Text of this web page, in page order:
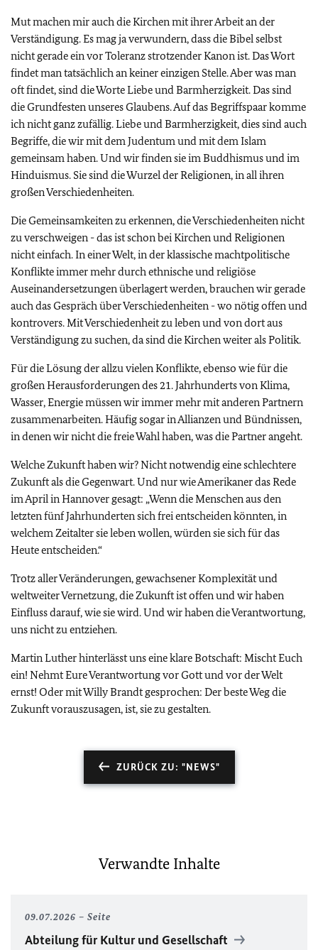
Mut machen mir auch die Kirchen mit ihrer Arbeit an der
Verständigung. Es mag ja verwundern, dass die Bibel selbst
nicht gerade ein vor Toleranz strotzender Kanon ist. Das Wort
findet man tatsächlich an keiner einzigen Stelle. Aber was man
oft findet, sind die Worte Liebe und Barmherzigkeit. Das sind
die Grundfesten unseres Glaubens. Auf das Begriffspaar komme
ich nicht ganz zufällig. Liebe und Barmherzigkeit, dies sind auch
Begriffe, die wir mit dem Judentum und mit dem Islam
gemeinsam haben. Und wir finden sie im Buddhismus und im
Hinduismus. Sie sind die Wurzel der Religionen, in all ihren
großen Verschiedenheiten.
Die Gemeinsamkeiten zu erkennen, die Verschiedenheiten nicht
zu verschweigen - das ist schon bei Kirchen und Religionen
nicht einfach. In einer Welt, in der klassische machtpolitische
Konflikte immer mehr durch ethnische und religiöse
Auseinandersetzungen überlagert werden, brauchen wir gerade
auch das Gespräch über Verschiedenheiten - wo nötig offen und
kontrovers. Mit Verschiedenheit zu leben und von dort aus
Verständigung zu suchen, da sind die Kirchen weiter als Politik.
Für die Lösung der allzu vielen Konflikte, ebenso wie für die
großen Herausforderungen des 21. Jahrhunderts von Klima,
Wasser, Energie müssen wir immer mehr mit anderen Partnern
zusammenarbeiten. Häufig sogar in Allianzen und Bündnissen,
in denen wir nicht die freie Wahl haben, was die Partner angeht.
Welche Zukunft haben wir? Nicht notwendig eine schlechtere
Zukunft als die Gegenwart. Und nur wie Amerikaner das Rede
im April in Hannover gesagt: „Wenn die Menschen aus den
letzten fünf Jahrhunderten sich frei entscheiden könnten, in
welchem Zeitalter sie leben wollen, würden sie sich für das
Heute entscheiden.“
Trotz aller Veränderungen, gewachsener Komplexität und
weltweiter Vernetzung, die Zukunft ist offen und wir haben
Einfluss darauf, wie sie wird. Und wir haben die Verantwortung,
uns nicht zu entziehen.
Martin Luther hinterlässt uns eine klare Botschaft: Mischt Euch
ein! Nehmt Eure Verantwortung vor Gott und vor der Welt
ernst! Oder mit Willy Brandt gesprochen: Der beste Weg die
Zukunft vorauszusagen, ist, sie zu gestalten.
ZURÜCK ZU: "NEWS"
Verwandte Inhalte
09.07.2026 Seite
Abteilung für Kultur und Gesellschaft